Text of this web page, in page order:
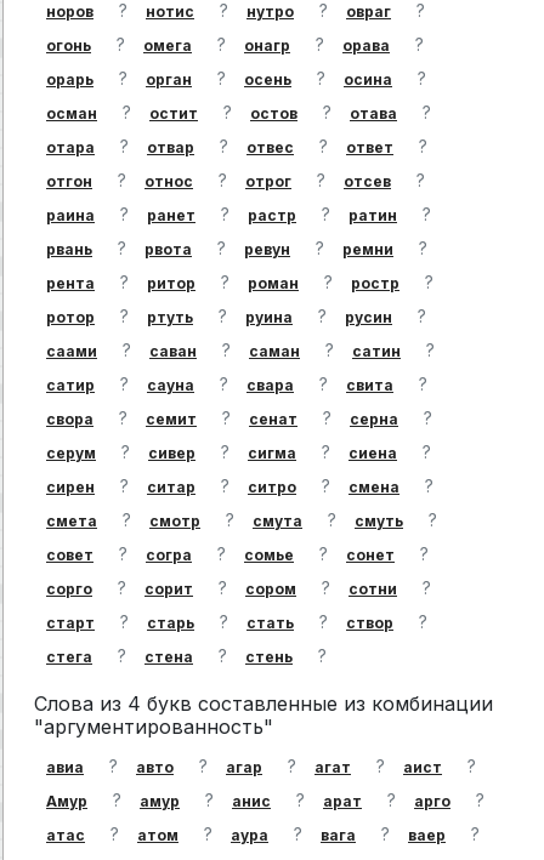
норов ? нотис ? нутро ? овраг ?
огонь ? омега ? онагр ? орава ?
орарь ? орган ? осень ? осина ?
осман ? остит ? остов ? отава ?
отара ? отвар ? отвес ? ответ ?
отгон ? относ ? отрог ? отсев ?
раина ? ранет ? растр ? ратин ?
рвань ? рвота ? ревун ? ремни ?
рента ? ритор ? роман ? ростр ?
ротор ? ртуть ? руина ? русин ?
саами ? саван ? саман ? сатин ?
сатир ? сауна ? свара ? свита ?
свора ? семит ? сенат ? серна ?
серум ? сивер ? сигма ? сиена ?
сирен ? ситар ? ситро ? смена ?
смета ? смотр ? смута ? смуть ?
совет ? согра ? сомье ? сонет ?
сорго ? сорит ? сором ? сотни ?
старт ? старь ? стать ? створ ?
стега ? стена ? стень ?
Слова из 4 букв составленные из комбинации
"аргументированность"
авиа ? авто ? агар ? агат ? аист ?
Амур ? амур ? анис ? арат ? арго ?
атас ? атом ? аура ? вага ? ваер ?